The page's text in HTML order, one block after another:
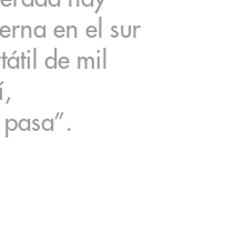
en el sur
de mil